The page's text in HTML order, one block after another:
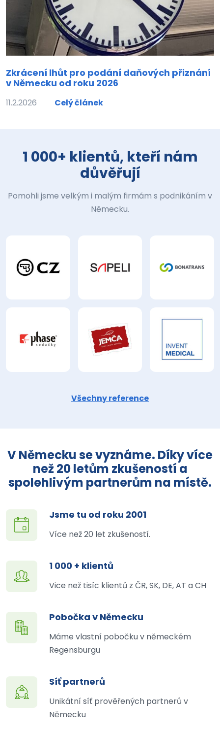
Zkrácení lhůt pro podání daňových přiznání
v Německu od roku 2026
11.2.2026 Celý článek
1 000+ klientů, kteří nám
důvěřují
Pomohli jsme velkým i malým firmám s podnikáním v
Německu.
Všechny reference
V Německu se vyznáme. Díky více
než 20 letům zkušeností a
spolehlivým partnerům na místě.
Jsme tu od roku 2001
Více než 20 let zkušeností.
1 000 + klientů
Vice než tisíc klientů z ČR, SK, DE, AT a CH
Pobočka v Německu
Máme vlastní pobočku v německém
Regensburgu
Síť partnerů
Unikátní síť prověřených partnerů v
Německu